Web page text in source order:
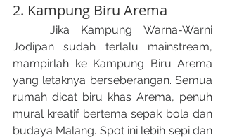
2. Kampung Biru Arema
Jodipan sudah terlalu mainstream,
mampirlah ke Kampung Biru Arema
yang letaknya berseberangan. Semua
rumah dicat biru khas Arema, penuh
mural kreatif bertema sepak bola dan
budaya Malang. Spot ini lebih sepi dan